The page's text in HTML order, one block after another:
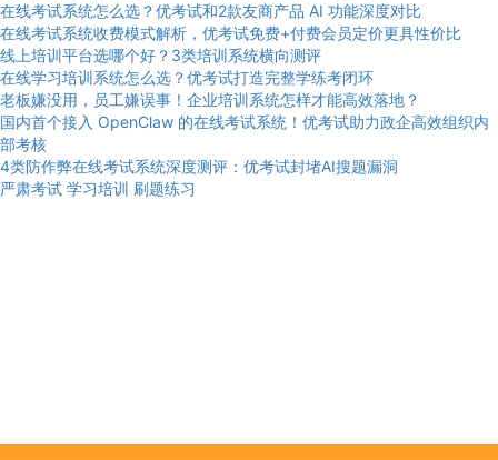
在线考试系统怎么选？优考试和2款友商产品 AI 功能深度对比
在线考试系统收费模式解析，优考试免费+付费会员定价更具性价比
线上培训平台选哪个好？3类培训系统横向测评
在线学习培训系统怎么选？优考试打造完整学练考闭环
老板嫌没用，员工嫌误事！企业培训系统怎样才能高效落地？
国内首个接入 OpenClaw 的在线考试系统！优考试助力政企高效组织内
部考核
4类防作弊在线考试系统深度测评：优考试封堵AI搜题漏洞
严肃考试 学习培训 刷题练习